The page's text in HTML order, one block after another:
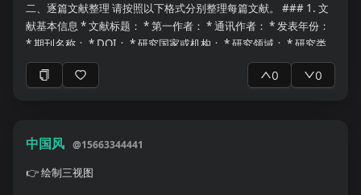
二、逐篇文献整理 请按照以下格式分别整理每篇文献。 ### 1. 文
献基本信息 * 文献标题： * 第一作者： * 通讯作者： * 发表年份：
* 期刊名称： * DOI： * 研究国家或机构： * 研究领域： * 研究类
型： * 原始研究 * 回顾性研究 * 前瞻性研究 * 横断面研究 * 队列研
究 * 随机对照试验 * 方法学研究 * 系统综述 * Meta分析 * 其他
目的与假设 * 主要研究目的： * 次要研究目的： * 研究假设： * 主
要研究问题： 如果作者没有明确提出假设，请标记“未明确提出”。
0 0
中国风 @15663344441
👉绘制三视图